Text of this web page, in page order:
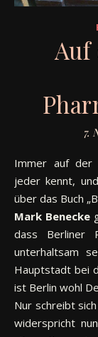
Auf
7.
Immer auf der Suche nach Berlingeschichten, die nicht
jeder kennt,
über das Buch
Mark Benecke
dass Berliner
unterhaltsam
Hauptstadt bei
ist Berlin wohl
Nur schreibt
widerspricht